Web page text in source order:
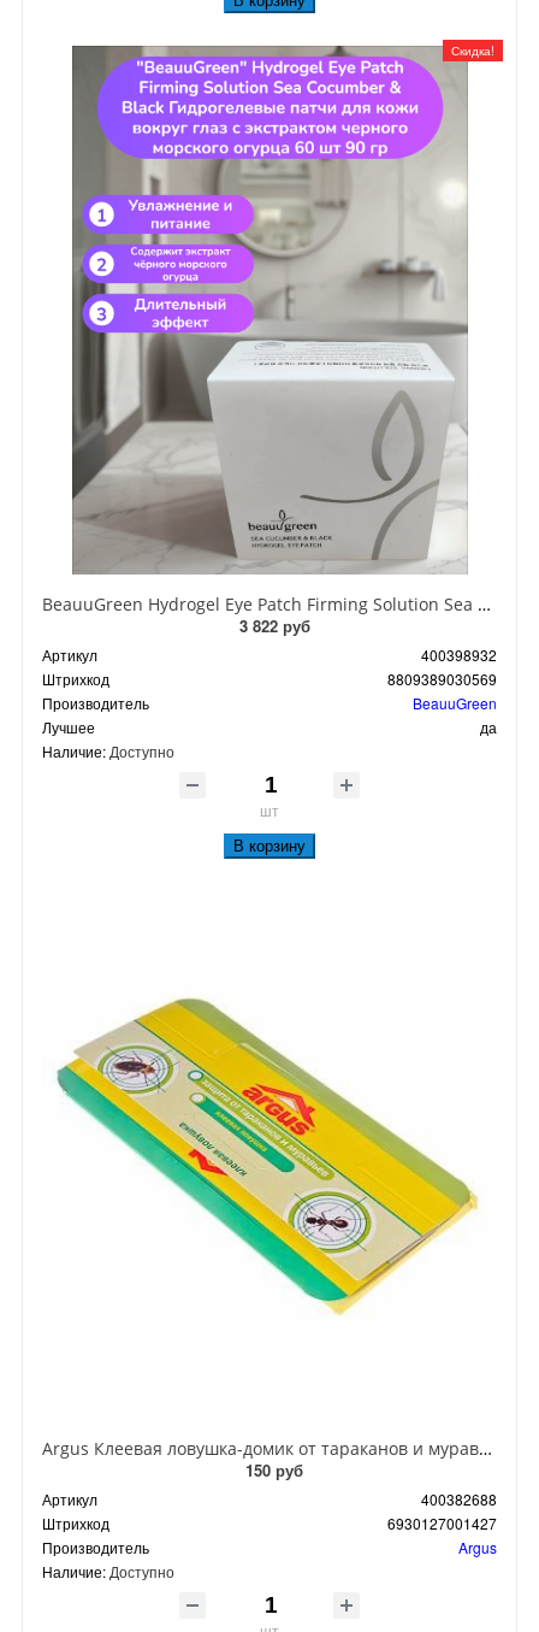
Скидка!
BeauuGreen Hydrogel Eye Patch Firming Solution Sea Cocumber & Black Гидрогелевые патчи для кожи вокруг глаз с экстрактом черного морского огурца 60 шт 90 гр
3 822 руб
Артикул
400398932
Штрихкод
8809389030569
Производитель
BeauuGreen
Лучшее
да
Наличие: Доступно
шт
В корзину
Argus Клеевая ловушка-домик от тараканов и муравьев
150 руб
Артикул
400382688
Штрихкод
6930127001427
Производитель
Argus
Наличие: Доступно